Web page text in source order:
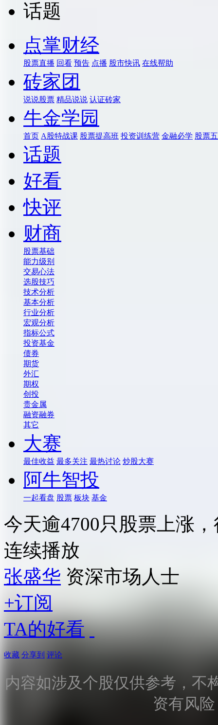
话题
点掌财经
股票直播 回看 预告 点播 股市快讯 在线帮助
砖家团
说说股票 精品说说 认证砖家
牛金学园
首页 A股特战课 股票提高班 投资训练营 金融必学 股票
话题
好看
快评
财商
股票基础
能力级别
交易心法
选股技巧
技术分析
基本分析
行业分析
宏观分析
指标公式
投资基金
债券
期货
外汇
期权
创投
贵金属
融资融券
其它
大赛
最佳收益 最多关注 最热讨论 炒股大赛
阿牛智投
一起看盘 股票 板块 基金
今天逾4700只股票上涨
连续播放
张盛华 资深市场人士
+订阅
TA的好看
收藏 分享到 评论
内容如涉及个股仅供参考，不
资有风